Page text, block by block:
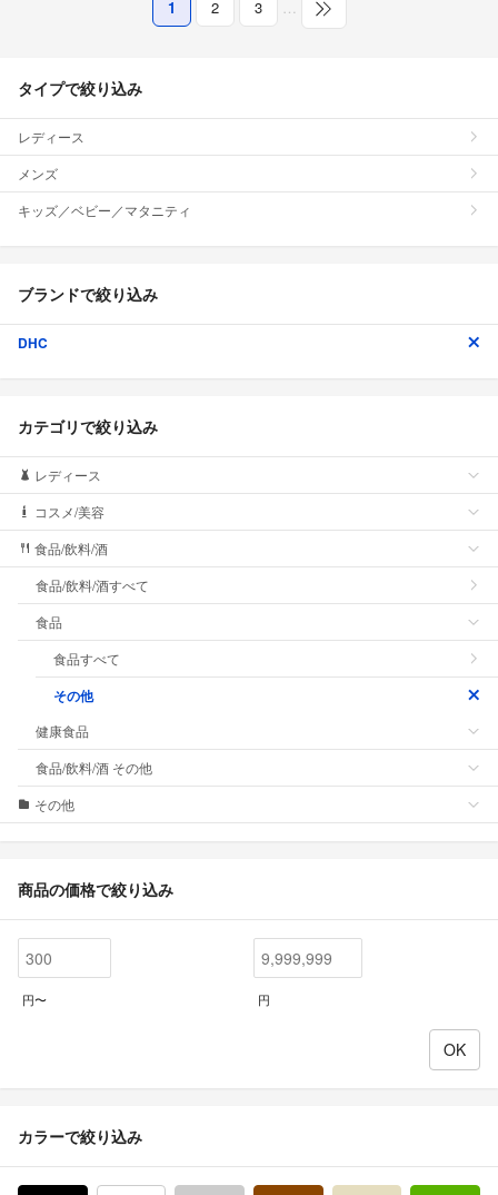
1 2 3 …
タイプで絞り込み
レディース
メンズ
キッズ／ベビー／マタニティ
ブランドで絞り込み
DHC
カテゴリで絞り込み
レディース
コスメ/美容
食品/飲料/酒
食品/飲料/酒すべて
食品
食品すべて
その他
健康食品
食品/飲料/酒 その他
その他
商品の価格で絞り込み
円〜 円
カラーで絞り込み